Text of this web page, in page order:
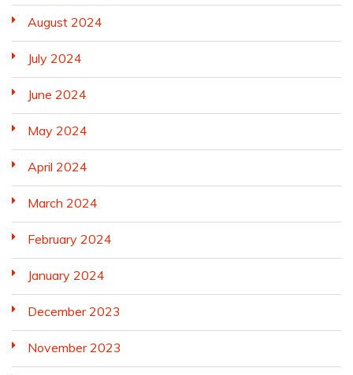
August 2024
July 2024
June 2024
May 2024
April 2024
March 2024
February 2024
January 2024
December 2023
November 2023